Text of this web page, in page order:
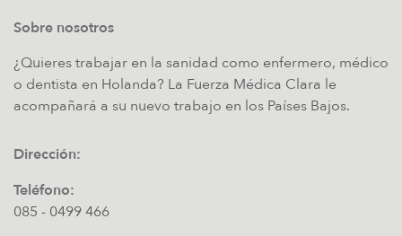
Sobre nosotros
¿Quieres trabajar en la sanidad como enfermero, médico
o dentista en Holanda? La Fuerza Médica Clara le
acompañará a su nuevo trabajo en los Países Bajos.
Dirección:
Teléfono:
085 - 0499 466